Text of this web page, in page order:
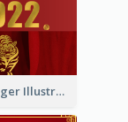
Golden Tiger Illustration Chinese New Year Greeting Card